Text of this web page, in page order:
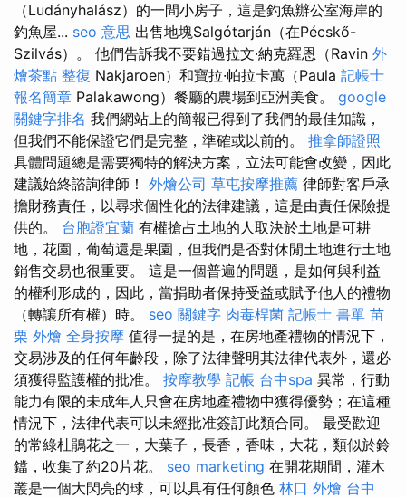
（Ludányhalász）的一間小房子，這是釣魚辦公室海岸的
釣魚屋... seo 意思 出售地塊Salgótarján（在Pécskő-
Szilvás）。 他們告訴我不要錯過拉文·納克羅恩（Ravin 外
燴茶點 整復 Nakjaroen）和寶拉·帕拉卡萬（Paula 記帳士
報名簡章 Palakawong）餐廳的農場到亞洲美食。 google
關鍵字排名 我們網站上的簡報已得到了我們的最佳知識，
但我們不能保證它們是完整，準確或以前的。 推拿師證照
具體問題總是需要獨特的解決方案，立法可能會改變，因此
建議始終諮詢律師！ 外燴公司 草屯按摩推薦 律師對客戶承
擔財務責任，以尋求個性化的法律建議，這是由責任保險提
供的。 台胞證宜蘭 有權搶占土地的人取決於土地是可耕
地，花園，葡萄還是果園，但我們是否對休閒土地進行土地
銷售交易也很重要。 這是一個普遍的問題，是如何與利益
的權利形成的，因此，當捐助者保持受益或賦予他人的禮物
（轉讓所有權）時。 seo 關鍵字 肉毒桿菌 記帳士 書單 苗
栗 外燴 全身按摩 值得一提的是，在房地產禮物的情況下，
交易涉及的任何年齡段，除了法律聲明其法律代表外，還必
須獲得監護權的批准。 按摩教學 記帳 台中spa 異常，行動
能力有限的未成年人只會在房地產禮物中獲得優勢；在這種
情況下，法律代表可以未經批准簽訂此類合同。 最受歡迎
的常綠杜鵑花之一，大葉子，長香，香味，大花，類似於鈴
鐺，收集了約20片花。 seo marketing 在開花期間，灌木
叢是一個大閃亮的球，可以具有任何顏色 林口 外燴 台中